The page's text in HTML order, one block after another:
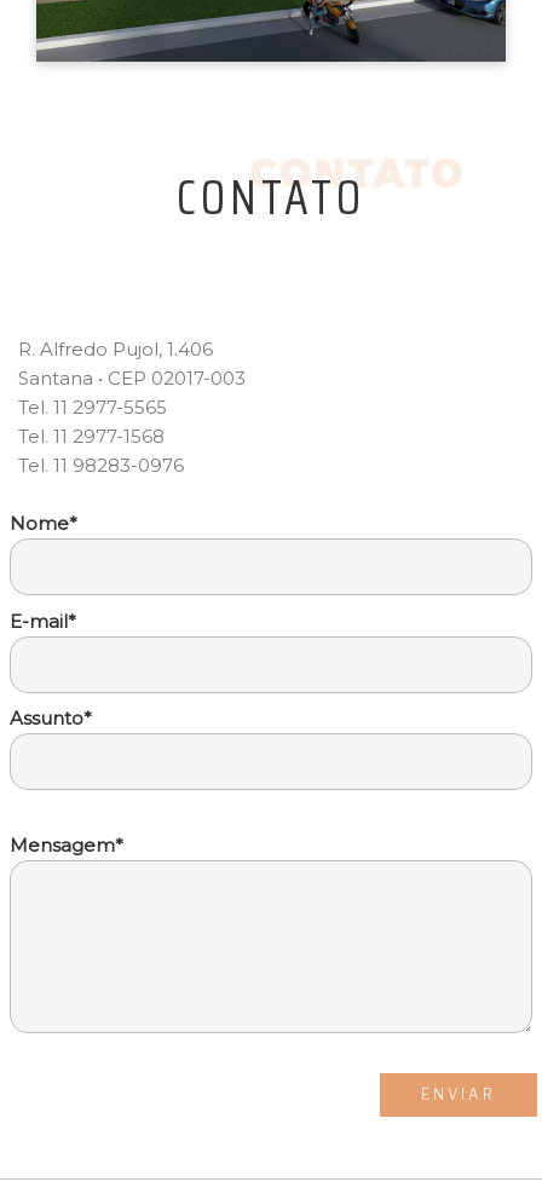
CONTATO
R. Alfredo Pujol, 1.406
Santana • CEP 02017-003
Tel. 11 2977-5565
Tel. 11 2977-1568
Tel. 11 98283-0976
Nome*
E-mail*
Assunto*
Mensagem*